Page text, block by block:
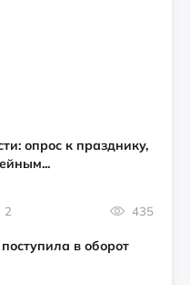
опрос к празднику,
2 435
в оборот